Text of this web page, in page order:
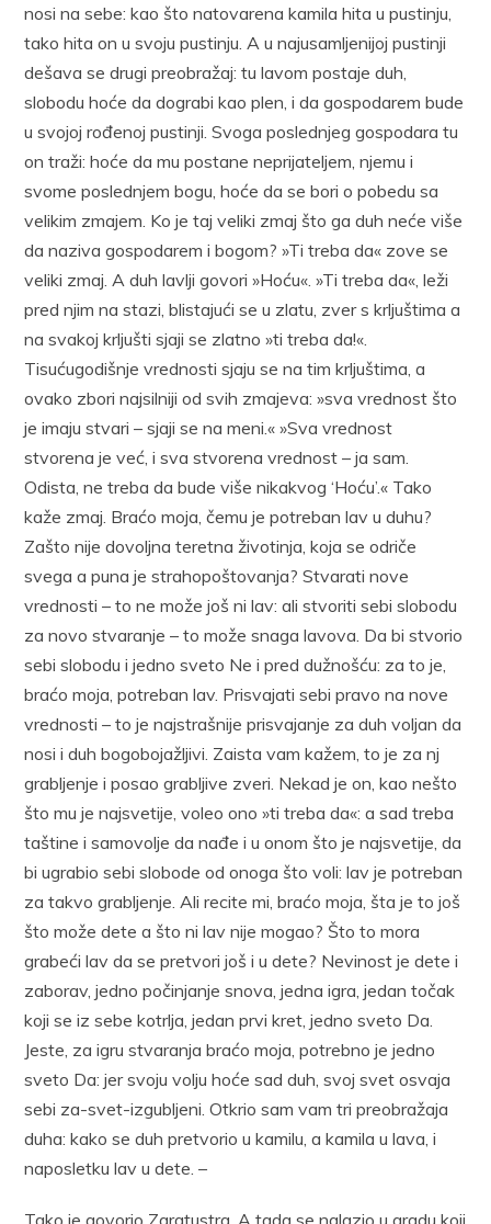
nosi na sebe: kao što natovarena kamila hita u pustinju,
tako hita on u svoju pustinju. A u najusamljenijoj pustinji
dešava se drugi preobražaj: tu lavom postaje duh,
slobodu hoće da dograbi kao plen, i da gospodarem bude
u svojoj rođenoj pustinji. Svoga poslednjeg gospodara tu
on traži: hoće da mu postane neprijateljem, njemu i
svome poslednjem bogu, hoće da se bori o pobedu sa
velikim zmajem. Ko je taj veliki zmaj što ga duh neće više
da naziva gospodarem i bogom? »Ti treba da« zove se
veliki zmaj. A duh lavlji govori »Hoću«. »Ti treba da«, leži
pred njim na stazi, blistajući se u zlatu, zver s krljuštima a
na svakoj krljušti sjaji se zlatno »ti treba da!«.
Tisućugodišnje vrednosti sjaju se na tim krljuštima, a
ovako zbori najsilniji od svih zmajeva: »sva vrednost što
je imaju stvari – sjaji se na meni.« »Sva vrednost
stvorena je već, i sva stvorena vrednost – ja sam.
Odista, ne treba da bude više nikakvog ‘Hoću’.« Tako
kaže zmaj. Braćo moja, čemu je potreban lav u duhu?
Zašto nije dovoljna teretna životinja, koja se odriče
svega a puna je strahopoštovanja? Stvarati nove
vrednosti – to ne može još ni lav: ali stvoriti sebi slobodu
za novo stvaranje – to može snaga lavova. Da bi stvorio
sebi slobodu i jedno sveto Ne i pred dužnošću: za to je,
braćo moja, potreban lav. Prisvajati sebi pravo na nove
vrednosti – to je najstrašnije prisvajanje za duh voljan da
nosi i duh bogobojažljivi. Zaista vam kažem, to je za nj
grabljenje i posao grabljive zveri. Nekad je on, kao nešto
što mu je najsvetije, voleo ono »ti treba da«: a sad treba
taštine i samovolje da nađe i u onom što je najsvetije, da
bi ugrabio sebi slobode od onoga što voli: lav je potreban
za takvo grabljenje. Ali recite mi, braćo moja, šta je to još
što može dete a što ni lav nije mogao? Što to mora
grabeći lav da se pretvori još i u dete? Nevinost je dete i
zaborav, jedno počinjanje snova, jedna igra, jedan točak
koji se iz sebe kotrlja, jedan prvi kret, jedno sveto Da.
Jeste, za igru stvaranja braćo moja, potrebno je jedno
sveto Da: jer svoju volju hoće sad duh, svoj svet osvaja
sebi za-svet-izgubljeni. Otkrio sam vam tri preobražaja
duha: kako se duh pretvorio u kamilu, a kamila u lava, i
naposletku lav u dete. –
Tako je govorio Zaratustra. A tada se nalazio u gradu koji